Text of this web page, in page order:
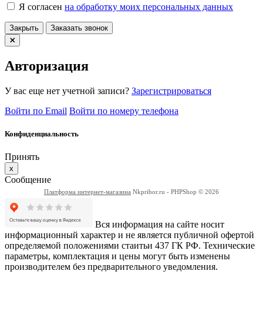
Я согласен на обработку моих персональных данных
Закрыть Заказать звонок
Авторизация
У вас еще нет учетной записи? Зарегистрироваться
Войти по Email Войти по номеру телефона
Конфиденциальность
Принять
x
Сообщение
Платформа интернет-магазина Nkpribor.ru - PHPShop © 2026
Вся информация на сайте носит
информационный характер и не является публичной офертой
определяемой положениями стаитьи 437 ГК РФ. Технические
параметры, комплектация и цены могут быть изменены
производителем без предварительного уведомления.